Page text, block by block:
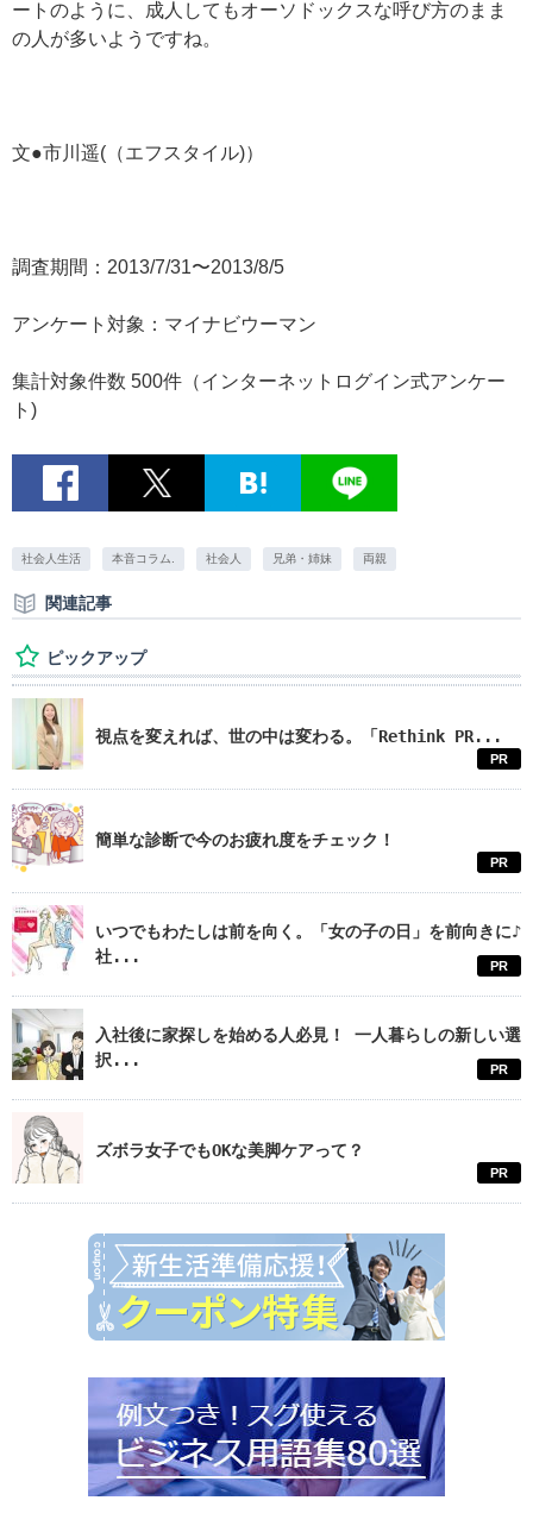
ートのように、成人してもオーソドックスな呼び方のまま
の人が多いようですね。
文●市川遥(（エフスタイル)）
調査期間：2013/7/31〜2013/8/5
アンケート対象：マイナビウーマン
集計対象件数 500件（インターネットログイン式アンケー
ト)
社会人生活 本音コラム. 社会人 兄弟・姉妹 両親
関連記事
ピックアップ
視点を変えれば、世の中は変わる。「Rethink PR...
PR
簡単な診断で今のお疲れ度をチェック！
PR
いつでもわたしは前を向く。「女の子の日」を前向きに♪
社...
PR
入社後に家探しを始める人必見！ 一人暮らしの新しい選
択...
PR
ズボラ女子でもOKな美脚ケアって？
PR